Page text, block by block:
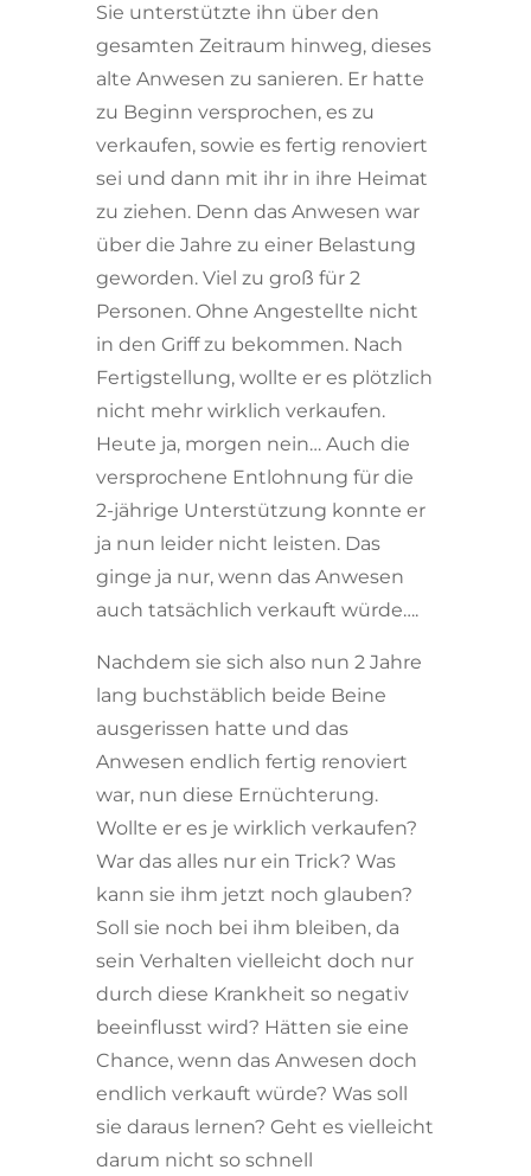
Sie unterstützte ihn über den
gesamten Zeitraum hinweg, dieses
alte Anwesen zu sanieren. Er hatte
zu Beginn versprochen, es zu
verkaufen, sowie es fertig renoviert
sei und dann mit ihr in ihre Heimat
zu ziehen. Denn das Anwesen war
über die Jahre zu einer Belastung
geworden. Viel zu groß für 2
Personen. Ohne Angestellte nicht
in den Griff zu bekommen. Nach
Fertigstellung, wollte er es plötzlich
nicht mehr wirklich verkaufen.
Heute ja, morgen nein… Auch die
versprochene Entlohnung für die
2-jährige Unterstützung konnte er
ja nun leider nicht leisten. Das
ginge ja nur, wenn das Anwesen
auch tatsächlich verkauft würde….
Nachdem sie sich also nun 2 Jahre
lang buchstäblich beide Beine
ausgerissen hatte und das
Anwesen endlich fertig renoviert
war, nun diese Ernüchterung.
Wollte er es je wirklich verkaufen?
War das alles nur ein Trick? Was
kann sie ihm jetzt noch glauben?
Soll sie noch bei ihm bleiben, da
sein Verhalten vielleicht doch nur
durch diese Krankheit so negativ
beeinflusst wird? Hätten sie eine
Chance, wenn das Anwesen doch
endlich verkauft würde? Was soll
sie daraus lernen? Geht es vielleicht
darum nicht so schnell